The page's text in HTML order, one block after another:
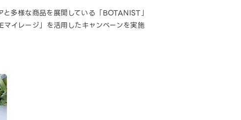
多様な商品を展開している「BOTANIST」
イレージ」を活用したキャンペーンを実施